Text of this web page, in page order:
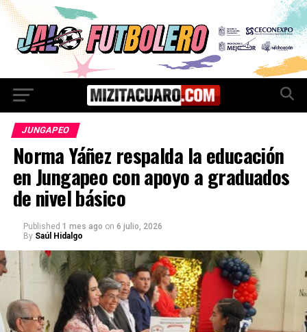
JUNGAPEO
Norma Yáñez respalda la educación
en Jungapeo con apoyo a graduados
de nivel básico
Published 1 mes ago on 6 julio, 2026
By Saúl Hidalgo